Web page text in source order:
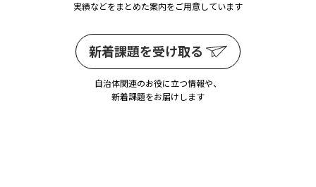
実績などをまとめた案内をご用意しています
新着課題を受け取る
自治体関連のお役に立つ情報や、
新着課題をお届けします